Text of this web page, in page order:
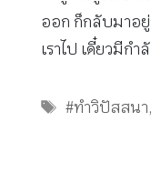
ออก ก็กลับมาอ
เราไป เดี๋ยวมีก
Tags
#ทำวิปัสสนา,